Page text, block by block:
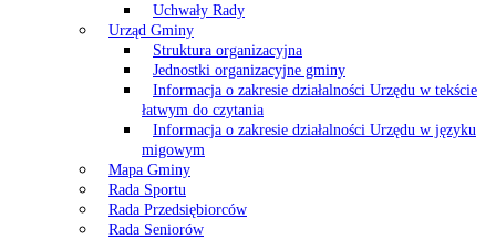
Uchwały Rady
Urząd Gminy
Struktura organizacyjna
Jednostki organizacyjne gminy
Informacja o zakresie działalności Urzędu w tekście
łatwym do czytania
Informacja o zakresie działalności Urzędu w języku
migowym
Mapa Gminy
Rada Sportu
Rada Przedsiębiorców
Rada Seniorów